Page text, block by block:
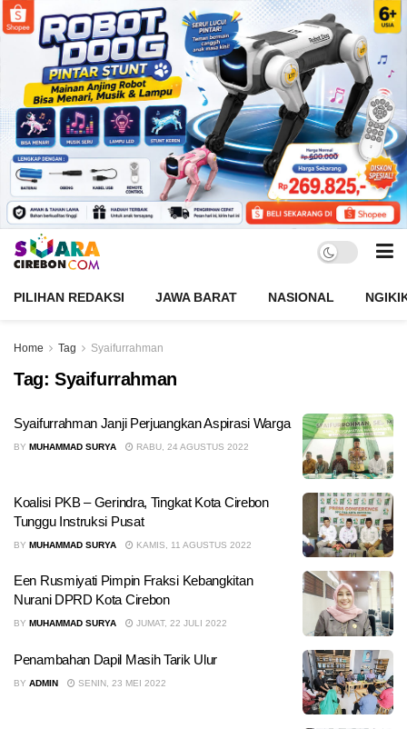
PILIHAN REDAKSI JAWA BARAT NASIONAL
Home Tag Syaifurrahman
Tag: Syaifurrahman
Syaifurrahman Janji Perjuangkan Aspirasi Warga
BY MUHAMMAD SURYA RABU, 24 AGUSTUS 2022
Koalisi PKB – Gerindra, Tingkat Kota Cirebon
Tunggu Instruksi Pusat
BY MUHAMMAD SURYA KAMIS, 11 AGUSTUS 2022
Een Rusmiyati Pimpin Fraksi Kebangkitan
Nurani DPRD Kota Cirebon
BY MUHAMMAD SURYA JUMAT, 22 JULI 2022
Penambahan Dapil Masih Tarik Ulur
BY ADMIN SENIN, 23 MEI 2022